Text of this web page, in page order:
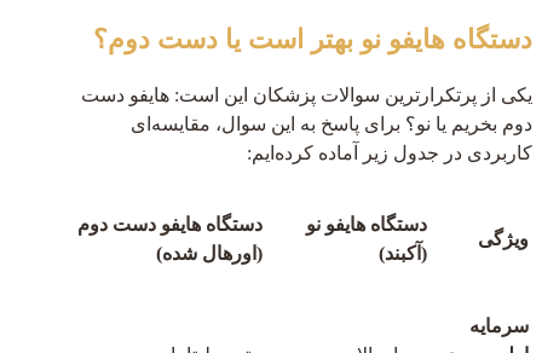
دستگاه هایفو نو بهتر است یا دست دوم؟
یکی از پرتکرارترین سوالات پزشکان این است: هایفو دست
دوم بخریم یا نو؟ برای پاسخ به این سوال، مقایسه‌ای
کاربردی در جدول زیر آماده کرده‌ایم:
ویژگی
دستگاه هایفو نو
(آکبند)
دستگاه هایفو دست دوم
(اورهال شده)
سرمایه